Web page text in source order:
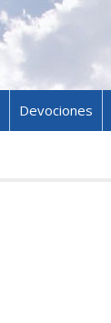
Devociones